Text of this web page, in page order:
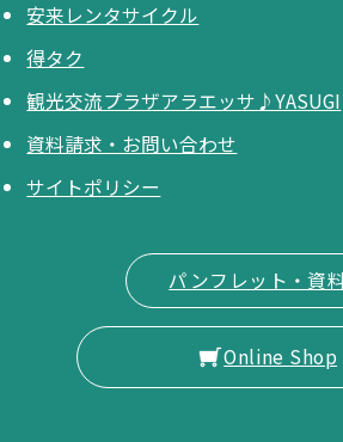
安来レンタサイクル
得タク
観光交流プラザアラエッサ♪YASUGI
資料請求・お問い合わせ
サイトポリシー
パンフレット・資
Online Shop